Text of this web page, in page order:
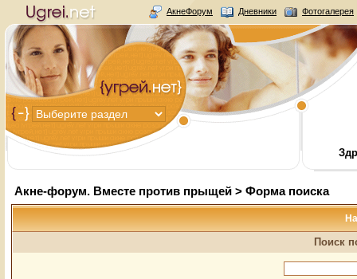
АкнеФорум Дневники Фотогалерея
Акне-форум. Вместе против прыщей > Форма поиска
Поиск